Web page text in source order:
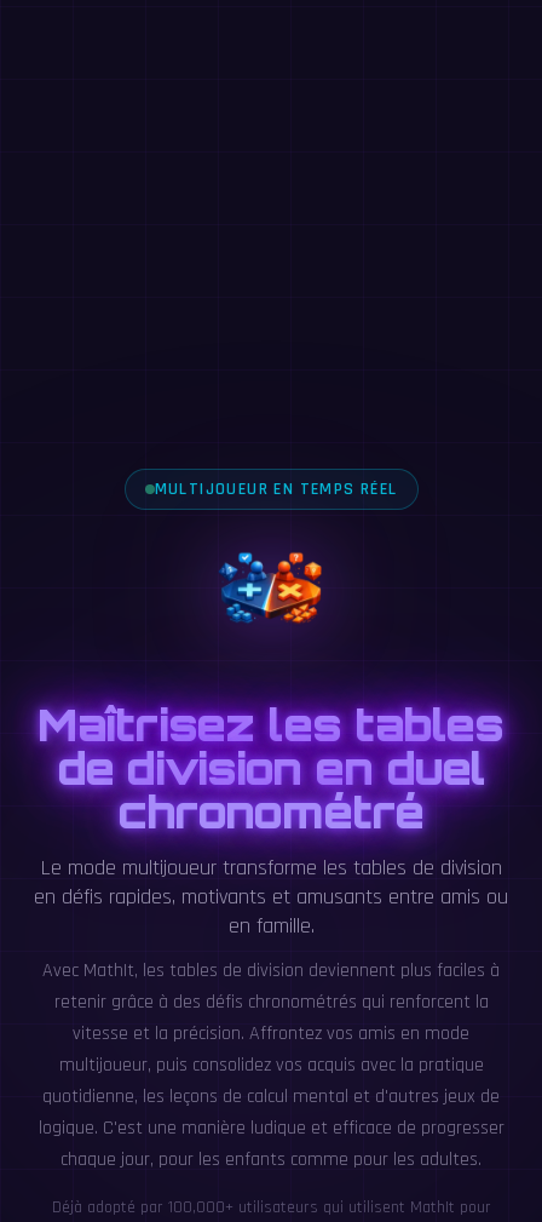
MULTIJOUEUR EN TEMPS RÉEL
Maîtrisez les tables
de division en duel
chronométré
Le mode multijoueur transforme les tables de division
en défis rapides, motivants et amusants entre amis ou
en famille.
Avec MathIt, les tables de division deviennent plus faciles à
retenir grâce à des défis chronométrés qui renforcent la
vitesse et la précision. Affrontez vos amis en mode
multijoueur, puis consolidez vos acquis avec la pratique
quotidienne, les leçons de calcul mental et d'autres jeux de
logique. C'est une manière ludique et efficace de progresser
chaque jour, pour les enfants comme pour les adultes.
Déjà adopté par 100,000+ utilisateurs qui utilisent MathIt pour